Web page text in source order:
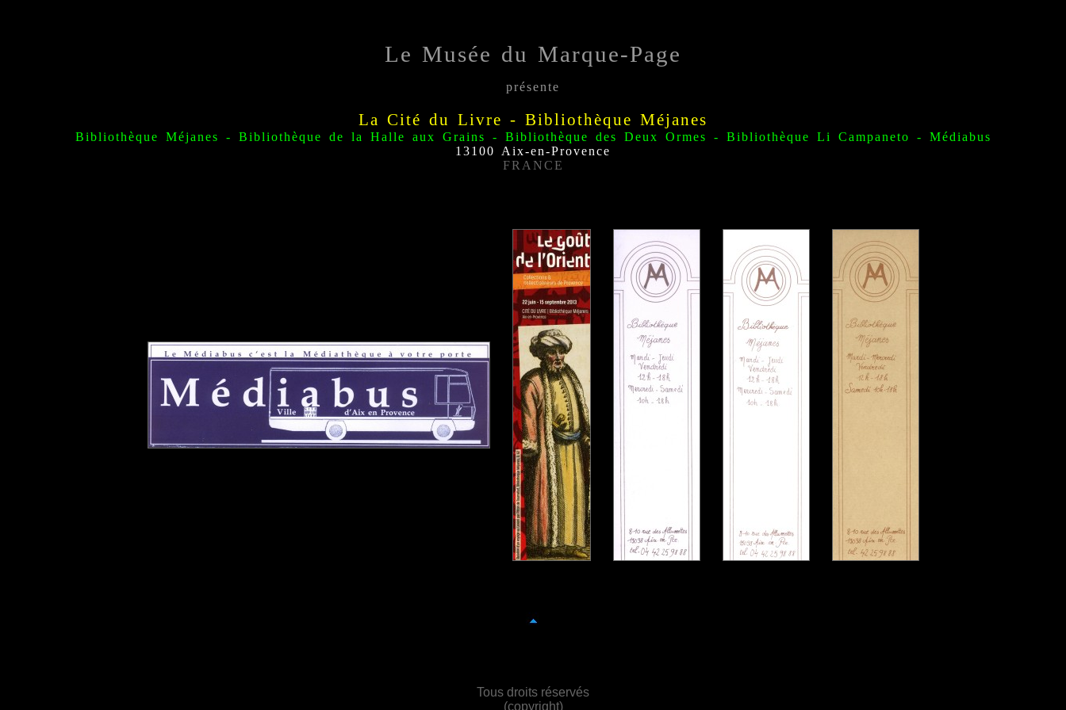
Le Musée du Marque-Page
présente
La Cité du Livre - Bibliothèque Méjanes
Bibliothèque Méjanes - Bibliothèque de la Halle aux Grains - Bibliothèque des Deux Ormes - Bibliothèque Li Campaneto - Médiabus
13100 Aix-en-Provence
FRANCE
Tous droits réservés
(copyright)